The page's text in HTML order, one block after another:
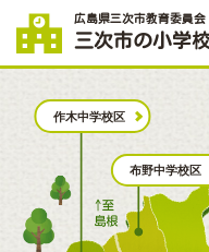
広島県三次市教育委員会
三次市の小学
布野中学校区
作木中学校区